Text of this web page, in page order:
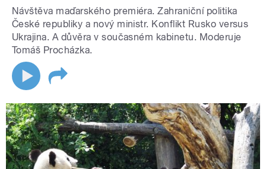
Návštěva maďarského premiéra. Zahraniční politika
České republiky a nový ministr. Konflikt Rusko versus
Ukrajina. A důvěra v současném kabinetu. Moderuje
Tomáš Procházka.